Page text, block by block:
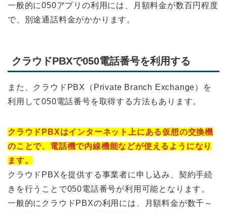
一般的に050アプリの利用には、月額料金が数百円程度
で、別途通話料金がかかります。
クラウドPBXで050電話番号を利用する
また、クラウドPBX（Private Branch Exchange）を
利用して050電話番号を取得する方法もあります。
クラウドPBXはインターネット上にある仮想の交換機
のことで、電話機で内線機能などが使えるようになり
ます。
クラウドPBXを提供する事業者に申し込み、契約手続
きを行うことで050電話番号が利用可能となります。
一般的にクラウドPBXの利用には、月額料金が数千～